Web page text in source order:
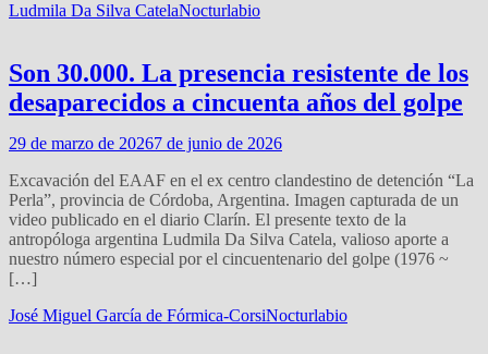
Ludmila Da Silva CatelaNocturlabio
Son 30.000. La presencia resistente de los
desaparecidos a cincuenta años del golpe
29 de marzo de 20267 de junio de 2026
Excavación del EAAF en el ex centro clandestino de detención “La
Perla”, provincia de Córdoba, Argentina. Imagen capturada de un
video publicado en el diario Clarín. El presente texto de la
antropóloga argentina Ludmila Da Silva Catela, valioso aporte a
nuestro número especial por el cincuentenario del golpe (1976 ~
[…]
José Miguel García de Fórmica-CorsiNocturlabio